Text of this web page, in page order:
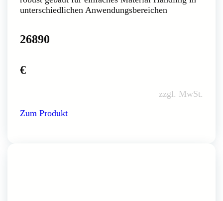
unterschiedlichen Anwendungsbereichen
26890
€
zzgl. MwSt.
Zum Produkt